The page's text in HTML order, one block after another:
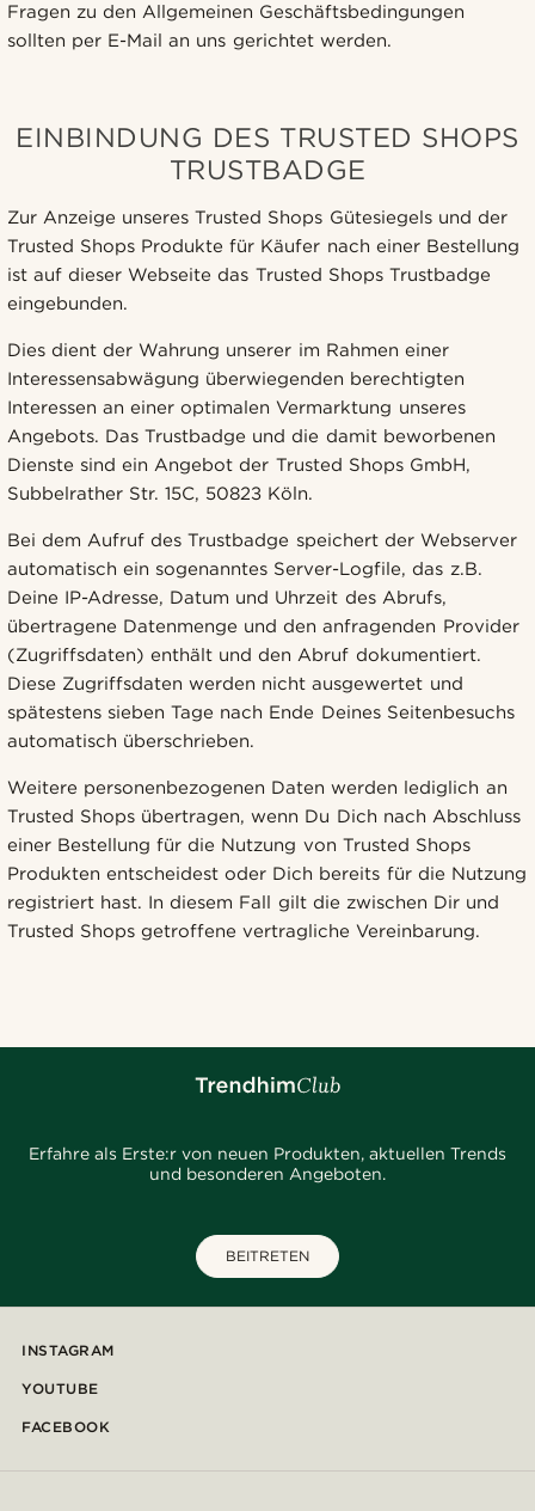
Fragen zu den Allgemeinen Geschäftsbedingungen
sollten per E-Mail an uns gerichtet werden.
EINBINDUNG DES TRUSTED SHOPS
TRUSTBADGE
Zur Anzeige unseres Trusted Shops Gütesiegels und der
Trusted Shops Produkte für Käufer nach einer Bestellung
ist auf dieser Webseite das Trusted Shops Trustbadge
eingebunden.
Dies dient der Wahrung unserer im Rahmen einer
Interessensabwägung überwiegenden berechtigten
Interessen an einer optimalen Vermarktung unseres
Angebots. Das Trustbadge und die damit beworbenen
Dienste sind ein Angebot der Trusted Shops GmbH,
Subbelrather Str. 15C, 50823 Köln.
Bei dem Aufruf des Trustbadge speichert der Webserver
automatisch ein sogenanntes Server-Logfile, das z.B.
Deine IP-Adresse, Datum und Uhrzeit des Abrufs,
übertragene Datenmenge und den anfragenden Provider
(Zugriffsdaten) enthält und den Abruf dokumentiert.
Diese Zugriffsdaten werden nicht ausgewertet und
spätestens sieben Tage nach Ende Deines Seitenbesuchs
automatisch überschrieben.
Weitere personenbezogenen Daten werden lediglich an
Trusted Shops übertragen, wenn Du Dich nach Abschluss
einer Bestellung für die Nutzung von Trusted Shops
Produkten entscheidest oder Dich bereits für die Nutzung
registriert hast. In diesem Fall gilt die zwischen Dir und
Trusted Shops getroffene vertragliche Vereinbarung.
Erfahre als Erste:r von neuen Produkten, aktuellen Trends
und besonderen Angeboten.
BEITRETEN
INSTAGRAM
YOUTUBE
FACEBOOK